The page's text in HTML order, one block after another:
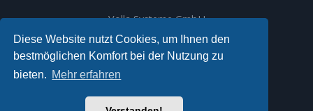
Diese Website nutzt Cookies, um Ihnen den
bestmöglichen Komfort bei der Nutzung zu
bieten. Mehr erfahren
Volla Systeme GmbH
Kölner Straße 102
42897 Remscheid
Telefon:+49 2191 59897 61
E-Mail: